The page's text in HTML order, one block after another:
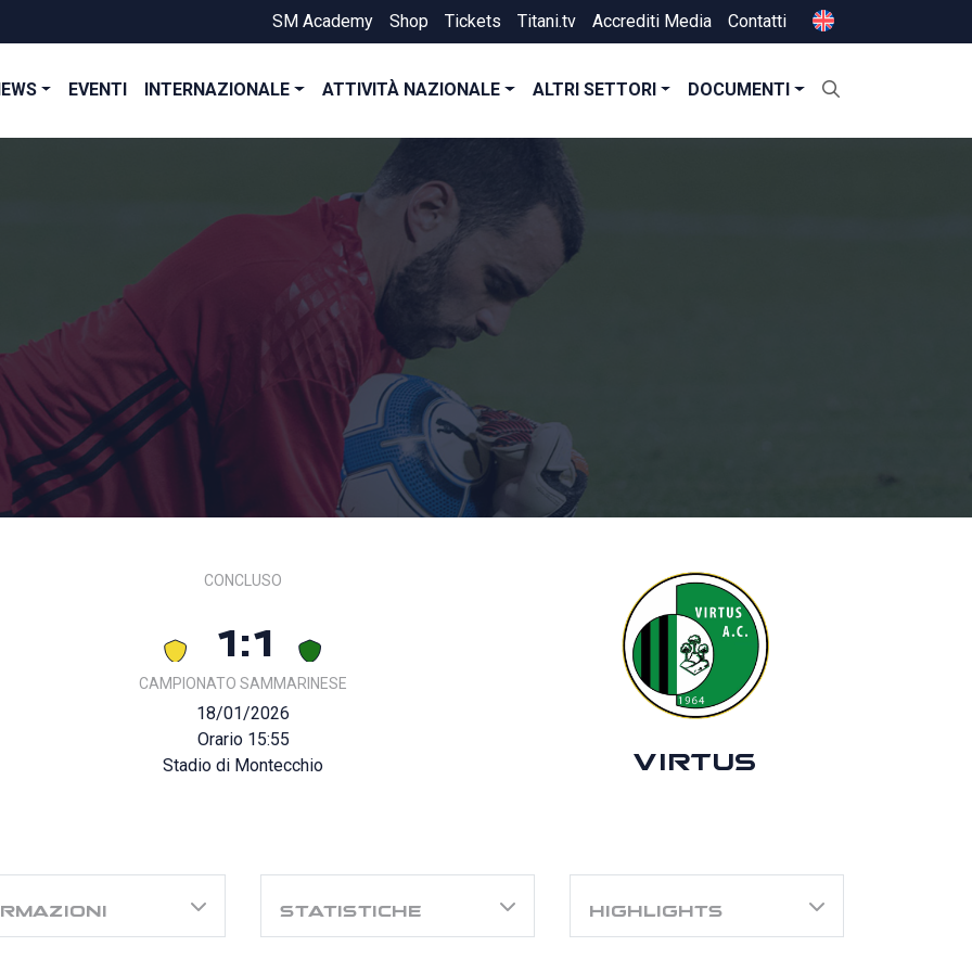
SM Academy Shop Tickets Titani.tv Accrediti Media Contatti
EVENTI INTERNAZIONALE ATTIVITÀ NAZIONALE ALTRI SETTORI DOCUMENTI
CONCLUSO
1:1
CAMPIONATO SAMMARINESE
18/01/2026
Orario 15:55
Stadio di Montecchio
VIRTUS
STATISTICHE HIGHLIGHTS